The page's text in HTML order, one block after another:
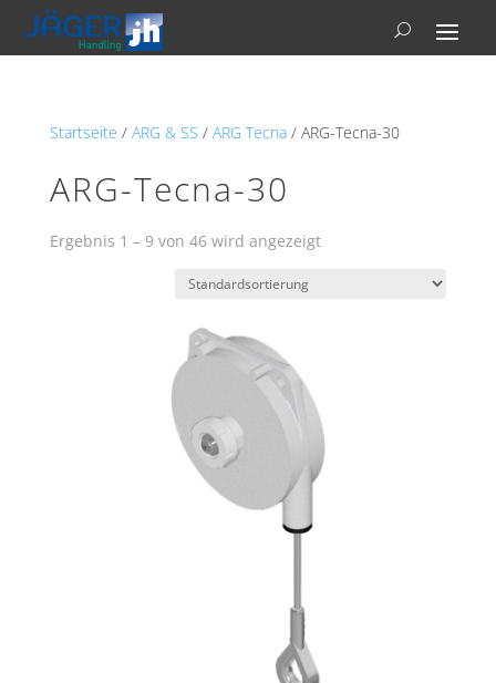
Startseite / ARG & SS / ARG Tecna/ ARG-Tecna-30
ARG-Tecna-30
Ergebnis 1 – 9 von 46 wird angezeigt